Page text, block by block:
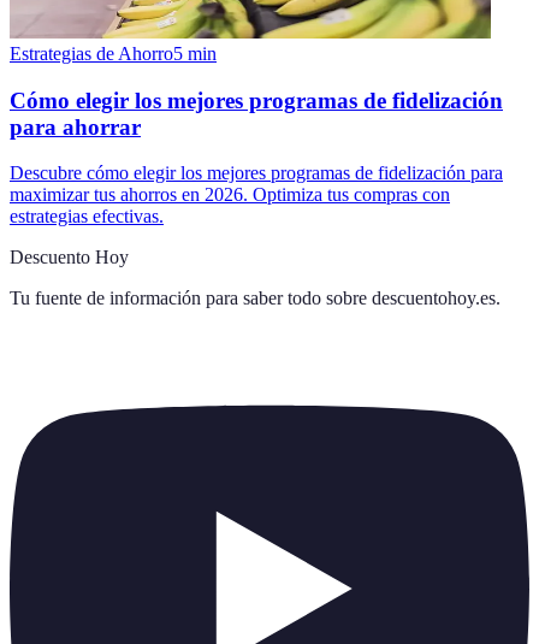
Estrategias de Ahorro5 min
Cómo elegir los mejores programas de fidelización
para ahorrar
Descubre cómo elegir los mejores programas de fidelización para
maximizar tus ahorros en 2026. Optimiza tus compras con
estrategias efectivas.
Descuento Hoy
Tu fuente de información para saber todo sobre descuentohoy.es.